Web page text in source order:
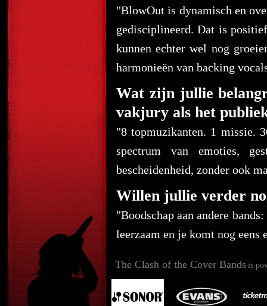
"BlowOut is dynamisch en
gedisciplineerd. Dat is
kunnen echter wel nog
harmonieën van backing
Wat zijn jullie
vakjury als het
"8 topmuzikanten. 1 missie.
spectrum van emoties,
bescheidenheid, zonder ook
Willen jullie verder
"Boodschap aan andere
leerzaam en je komt nog eens
The Clash of the Cover Bands is